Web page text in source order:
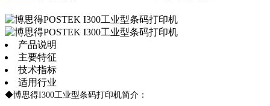
产品说明
主要特征
技术指标
适用行业
◆博思得I300工业型条码打印机简介：